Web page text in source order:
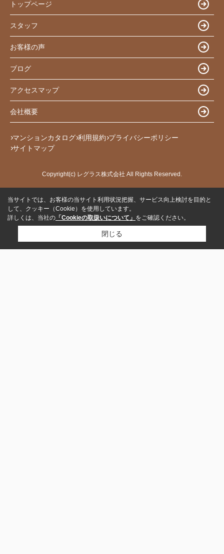
トップページ
スタッフ
お客様の声
ブログ
アクセスマップ
会社概要
マンションカタログ 利用規約 プライバシーポリシー
サイトマップ
Copyright(c) レグラス株式会社 All Rights Reserved.
当サイトでは、お客様の当サイト利用状況把握、サービス向上検討を目的と
して、クッキー（Cookie）を使用しています。
詳しくは、当社の 「Cookieの取扱いについて」 をご確認ください。
閉じる